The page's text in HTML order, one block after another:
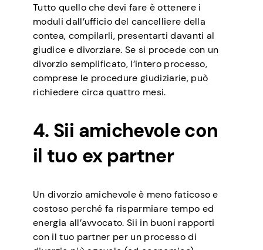
Tutto quello che devi fare è ottenere i
moduli dall’ufficio del cancelliere della
contea, compilarli, presentarti davanti al
giudice e divorziare. Se si procede con un
divorzio semplificato, l’intero processo,
comprese le procedure giudiziarie, può
richiedere circa quattro mesi.
4. Sii amichevole con
il tuo ex partner
Un divorzio amichevole è meno faticoso e
costoso perché fa risparmiare tempo ed
energia all’avvocato. Sii in buoni rapporti
con il tuo partner per un processo di